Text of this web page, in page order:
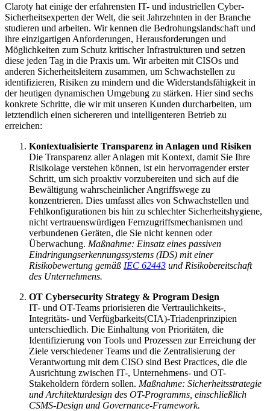
Claroty hat einige der erfahrensten IT- und industriellen Cyber-
Sicherheitsexperten der Welt, die seit Jahrzehnten in der Branche
studieren und arbeiten. Wir kennen die Bedrohungslandschaft und
ihre einzigartigen Anforderungen, Herausforderungen und
Möglichkeiten zum Schutz kritischer Infrastrukturen und setzen
diese jeden Tag in die Praxis um. Wir arbeiten mit CISOs und
anderen Sicherheitsleitern zusammen, um Schwachstellen zu
identifizieren, Risiken zu mindern und die Widerstandsfähigkeit in
der heutigen dynamischen Umgebung zu stärken. Hier sind sechs
konkrete Schritte, die wir mit unseren Kunden durcharbeiten, um
letztendlich einen sichereren und intelligenteren Betrieb zu
erreichen:
Kontextualisierte Transparenz in Anlagen und Risiken
Die Transparenz aller Anlagen mit Kontext, damit Sie Ihre
Risikolage verstehen können, ist ein hervorragender erster
Schritt, um sich proaktiv vorzubereiten und sich auf die
Bewältigung wahrscheinlicher Angriffswege zu
konzentrieren. Dies umfasst alles von Schwachstellen und
Fehlkonfigurationen bis hin zu schlechter Sicherheitshygiene,
nicht vertrauenswürdigen Fernzugriffsmechanismen und
verbundenen Geräten, die Sie nicht kennen oder
Überwachung. Maßnahme: Einsatz eines passiven
Eindringungserkennungssystems (IDS) mit einer
Risikobewertung gemäß IEC 62443 und Risikobereitschaft
des Unternehmens.
OT Cybersecurity Strategy & Program Design
IT- und OT-Teams priorisieren die Vertraulichkeits-,
Integritäts- und Verfügbarkeits(CIA)-Triadenprinzipien
unterschiedlich. Die Einhaltung von Prioritäten, die
Identifizierung von Tools und Prozessen zur Erreichung der
Ziele verschiedener Teams und die Zentralisierung der
Verantwortung mit dem CISO sind Best Practices, die die
Ausrichtung zwischen IT-, Unternehmens- und OT-
Stakeholdern fördern sollen. Maßnahme: Sicherheitsstrategie
und Architekturdesign des OT-Programms, einschließlich
CSMS-Design und Governance-Framework.